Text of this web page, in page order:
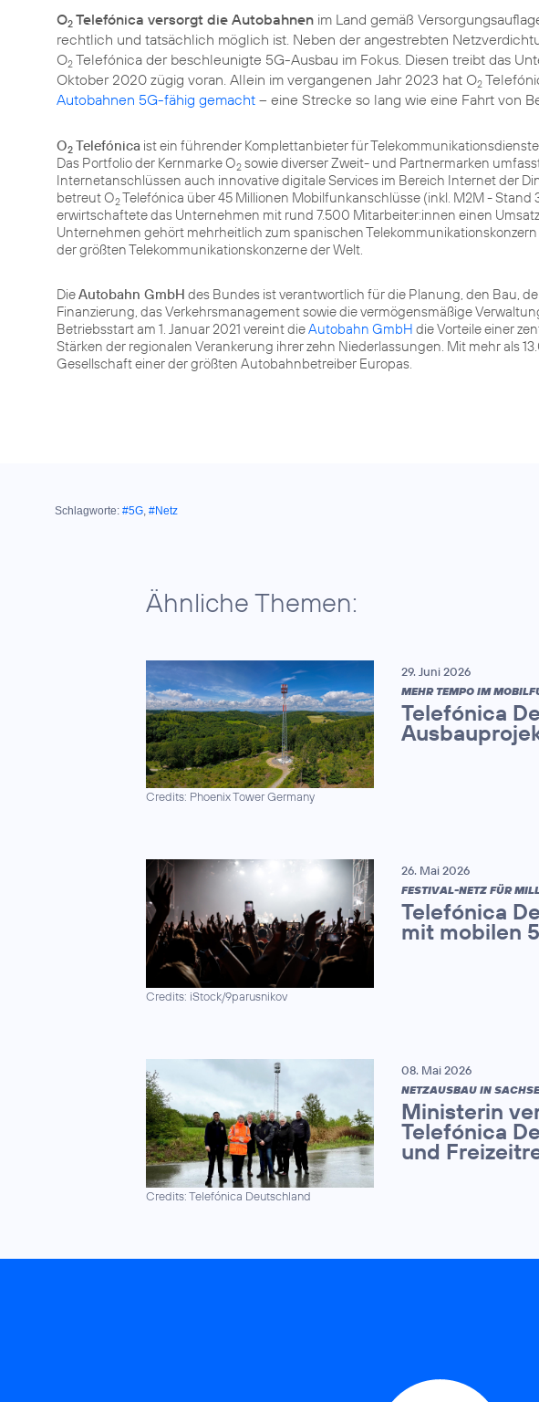
O2 Telefónica versorgt die Autobahnen im Land gemäß
rechtlich und tatsächlich möglich ist. Neben der angestrebten
O2 Telefónica der beschleunigte 5G-Ausbau im Fokus. Diesen treibt das
Oktober 2020 zügig voran. Allein im vergangenen Jahr 2023 hat O2
Autobahnen 5G-fähig gemacht – eine Strecke so lang wie eine Fahrt von
O2 Telefónica ist ein führender Komplettanbieter für
Das Portfolio der Kernmarke O2 sowie diverser Zweit- und Partnermarken
Internetanschlüssen auch innovative digitale Services im Bereich Internet der
betreut O2Telefónica über 45 Millionen Mobilfunkanschlüsse (inkl. M2M - Stand
erwirtschaftete das Unternehmen mit rund 7.500 Mitarbeiter:innen einen
Unternehmen gehört mehrheitlich zum spanischen Telekommunikationskonzern
der größten Telekommunikationskonzerne der Welt.
DieAutobahn GmbH des Bundes ist verantwortlich für die Planung, den Bau,
Finanzierung, das Verkehrsmanagement sowie die vermögensmäßige
Betriebsstart am 1. Januar 2021 vereint dieAutobahn GmbH die Vorteile einer
Stärken der regionalen Verankerung ihrer zehn Niederlassungen. Mit mehr als
Gesellschaft einer der größten Autobahnbetreiber Europas.
Schlagworte: #5G #Netz
Ähnliche Themen:
Credits: Phoenix Tower Germany
29. Juni 2026
MEHR TEMPO IM
Telefónica
Credits: iStock/9parusnikov
26. Mai 2026
FESTIVAL-NETZ FÜR
Telefónica
mit mobilen
Credits: Telefónica Deutschland
08. Mai 2026
NETZAUSBAU IN
Ministerin
Telefónica
und